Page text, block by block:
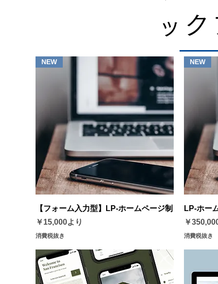
ッ
クイックビュー
NEW
【フォーム入力型】LP-ホームページ制
￥15,000より
セール価格
消費税抜き
NEW
LP-ホー
価格
￥
消費税抜き